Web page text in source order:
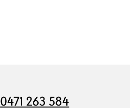
0471 263 584